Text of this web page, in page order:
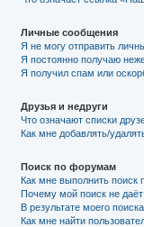
Личные сообщения
Я не могу отправить
Я постоянно получаю
Я получил спам или
Друзья и недруги
Что означают списки
Как мне добавлять/
Поиск по форумам
Как мне выполнить
Почему мой поиск не даёт
В результате моего
Как мне найти